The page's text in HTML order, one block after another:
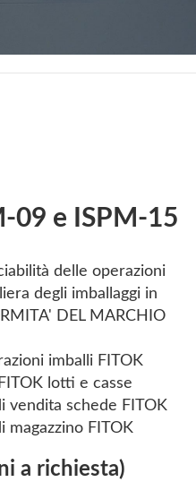
09 e ISPM-15
delle operazioni
degli imballaggi in
DEL MARCHIO
imballi FITOK
lotti e casse
vendita schede FITOK
magazzino FITOK
a richiesta)